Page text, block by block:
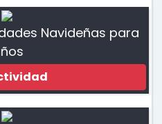
Navideñas para